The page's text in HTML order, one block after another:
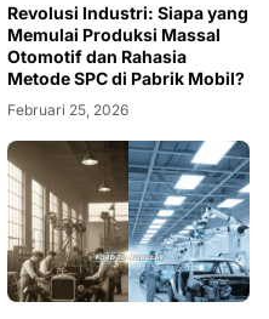
Revolusi Industri: Siapa yang
Memulai Produksi Massal
Otomotif dan Rahasia
Metode SPC di Pabrik Mobil?
Februari 25, 2026